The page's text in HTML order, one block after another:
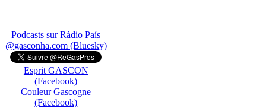
Podcasts sur Ràdio País
@gasconha.com (Bluesky)
Esprit GASCON
(Facebook)
Couleur Gascogne
(Facebook)